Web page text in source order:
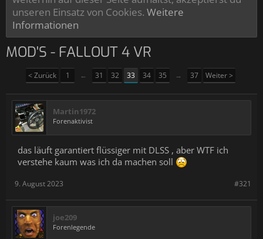
unseren Einsatz von Cookies. Weitere
Informationen
MOD'S - FALLOUT 4 VR
< Zurück 1 ← 31 32 33 34 35 → 37 Weiter >
Martin1972
Forenaktivist
das läuft garantiert flüssiger mit DLSS , aber WTF ich
verstehe kaum was ich da machen soll
#321
9. August 2023
joe209
Forenlegende